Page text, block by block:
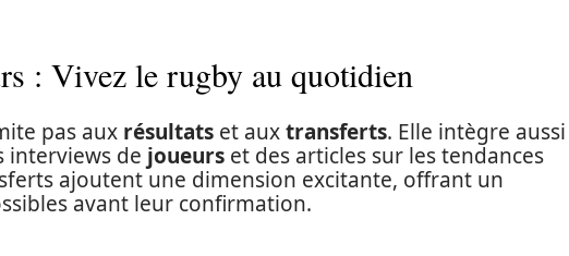
: Vivez le rugby au quotidien
pas aux résultats et auxtransferts. Elle intègre aussi
interviews de joueurs et des articles sur les tendances
ajoutent une dimension excitante, offrant un
avant leur confirmation.